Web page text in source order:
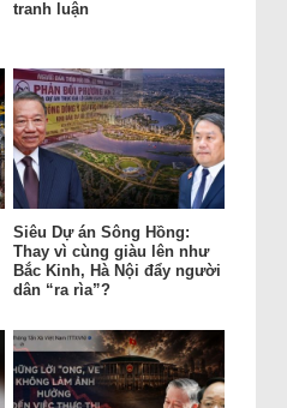
tranh luận
Siêu Dự án Sông Hồng:
Thay vì cùng giàu lên như
Bắc Kinh, Hà Nội đẩy người
dân “ra rìa”?